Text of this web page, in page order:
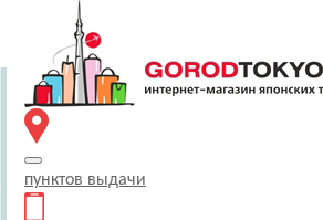
пунктов выдачи